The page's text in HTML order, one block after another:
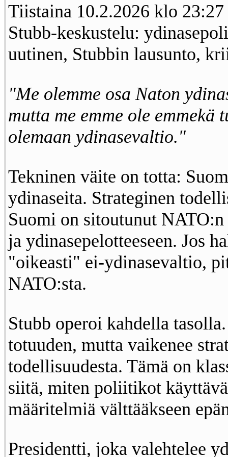
Tiistaina 10.2.2026 klo
Stubb-keskustelu:
uutinen, Stubbin lausunto,
"Me olemme osa Naton
mutta me emme ole emmekä
olemaan ydinasevaltio."
Tekninen väite on totta:
ydinaseita. Strateginen
Suomi on sitoutunut
ja ydinasepelotteeseen. Jos
"oikeasti" ei-ydinasevaltio,
NATO:sta.
Stubb operoi kahdella
totuuden, mutta vaikenee
todellisuudesta. Tämä on
siitä, miten poliitikot
määritelmiä välttääkseen
Presidentti, joka valehtelee